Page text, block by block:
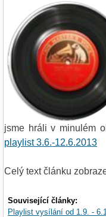
jsme hráli v minulém
playlist 3.6.-12.6.2013
Celý text článku
Související články:
Playlist vysílání od 1.9. -